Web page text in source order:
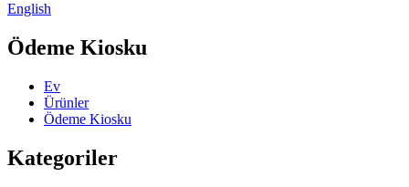
English
Ödeme Kiosku
Ev
Ürünler
Ödeme Kiosku
Kategoriler